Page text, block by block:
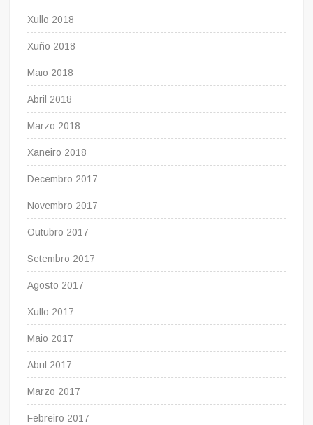
Xullo 2018
Xuño 2018
Maio 2018
Abril 2018
Marzo 2018
Xaneiro 2018
Decembro 2017
Novembro 2017
Outubro 2017
Setembro 2017
Agosto 2017
Xullo 2017
Maio 2017
Abril 2017
Marzo 2017
Febreiro 2017